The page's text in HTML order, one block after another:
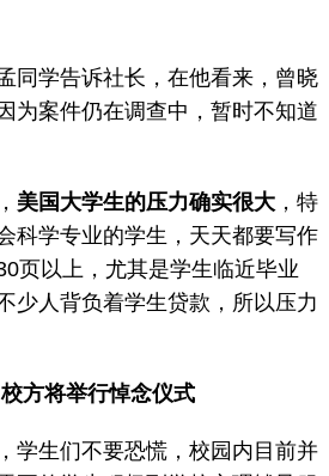
学告诉社长，在他看来，曾晓
为案件仍在调查中，暂时不知道
美国大学生的压力确实很大 ，特
科学专业的学生，天天都要写作
页以上，尤其是学生临近毕业
少人背负着学生贷款，所以压力
将举行悼念仪式
生们不要恐慌，校园内目前并